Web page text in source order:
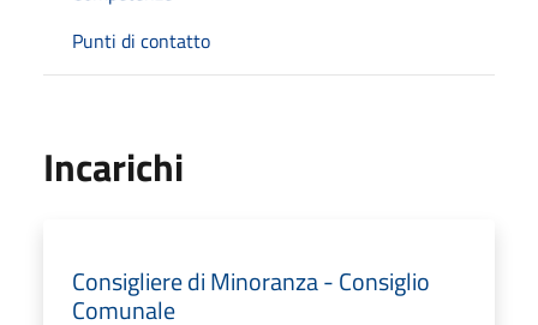
Punti di contatto
Incarichi
Consigliere di Minoranza - Consiglio
Comunale